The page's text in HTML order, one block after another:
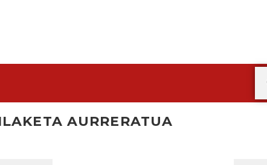
AURRERATUA